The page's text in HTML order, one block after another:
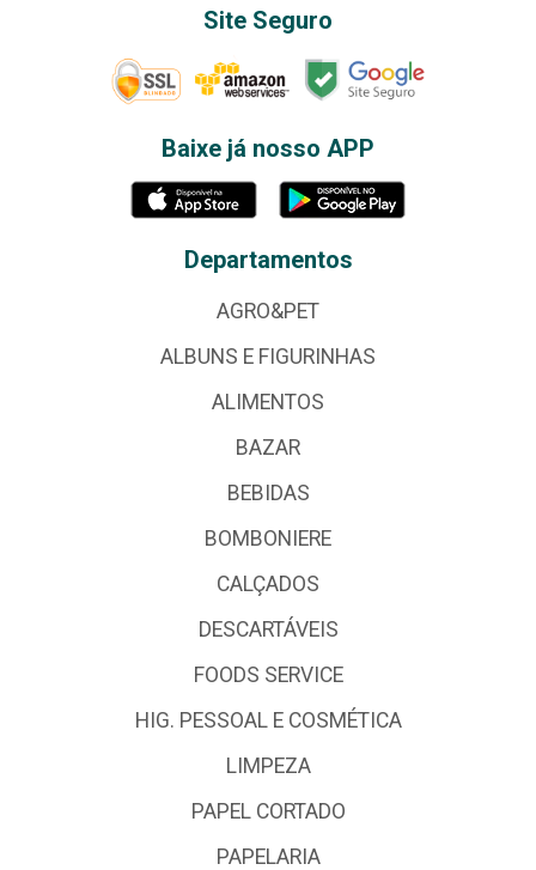
Site Seguro
Baixe já nosso APP
Departamentos
AGRO&PET
ALBUNS E FIGURINHAS
ALIMENTOS
BAZAR
BEBIDAS
BOMBONIERE
CALÇADOS
DESCARTÁVEIS
FOODS SERVICE
HIG. PESSOAL E COSMÉTICA
LIMPEZA
PAPEL CORTADO
PAPELARIA